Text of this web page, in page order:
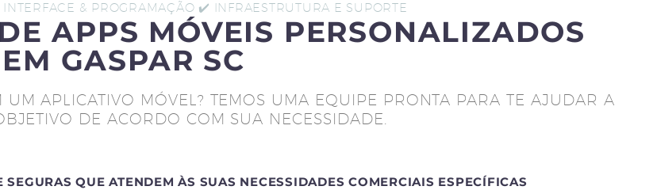
& PROGRAMAÇÃO ✔️ INFRAESTRUTURA E SUPORTE
APPS MÓVEIS PERSONALIZADOS
EM GASPAR SC
APLICATIVO MÓVEL? TEMOS UMA EQUIPE PRONTA PARA TE AJUDAR A
DE ACORDO COM SUA NECESSIDADE.
QUE ATENDEM ÀS SUAS NECESSIDADES COMERCIAIS ESPECÍFICAS